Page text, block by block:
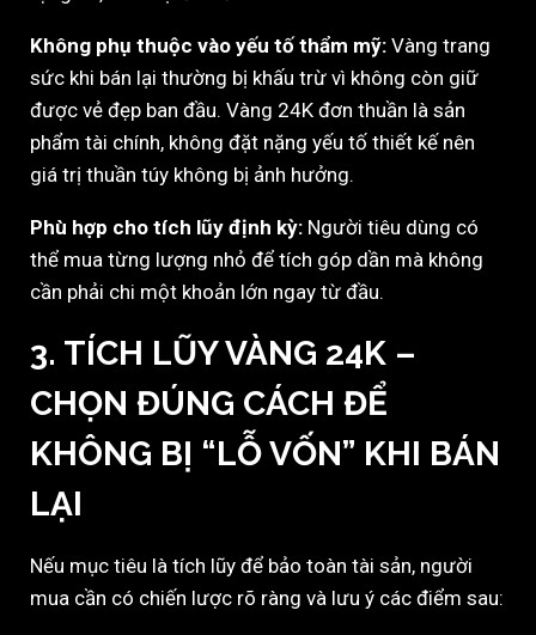
Không phụ thuộc vào yếu tố thẩm mỹ: Vàng trang
sức khi bán lại thường bị khấu trừ vì không còn giữ
được vẻ đẹp ban đầu. Vàng 24K đơn thuần là sản
phẩm tài chính, không đặt nặng yếu tố thiết kế nên
giá trị thuần túy không bị ảnh hưởng.
Phù hợp cho tích lũy định kỳ: Người tiêu dùng có
thể mua từng lượng nhỏ để tích góp dần mà không
cần phải chi một khoản lớn ngay từ đầu.
3. TÍCH LŨY VÀNG 24K –
CHỌN ĐÚNG CÁCH ĐỂ
KHÔNG BỊ “LỖ VỐN” KHI BÁN
LẠI
Nếu mục tiêu là tích lũy để bảo toàn tài sản, người
mua cần có chiến lược rõ ràng và lưu ý các điểm sau: